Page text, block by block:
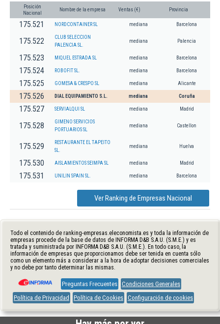
Posición
Nacional
Nombre de la empresa Ventas (€) Provincia
175.521 NORDCONTAINER SL mediana Barcelona
175.522
CLUB SELECCION
PALENCIA SL.
mediana Palencia
175.523 MIQUEL ESTRADA SL mediana Barcelona
175.524 ROBOFIT SL. mediana Barcelona
175.525 GOMESA & CRESPO SL mediana Alicante
175.526 DIAL EQUIPAMIENTO S.L. mediana Coruña
175.527 SERVIALQUI SL mediana Madrid
175.528
GIMENO SERVICIOS
PORTUARIOS SL
mediana Castellon
175.529
RESTAURANTE EL TAPEITO
SL.
mediana Huelva
175.530 AISLAMIENTOS SEIMPA SL mediana Madrid
175.531 UNILIN SPAIN SL. mediana Barcelona
Ver Ranking de Empresas Nacional
Todo el contenido de ranking-empresas.eleconomista.es y toda la información de
empresas procede de la base de datos de INFORMA D&B S.A.U. (S.M.E.) y es
tratada y suministrada por INFORMA D&B S.A.U. (S.M.E.). En todo caso, la
información de empresas que proporcionamos debe ser tenida en cuenta sólo
como un elemento más a considerar a la hora de adoptar decisiones comerciales
y no debe por tanto determinar las mismas.
Preguntas Frecuentes Condiciones Generales
Política de Privacidad
Política de Cookies Configuración de cookies